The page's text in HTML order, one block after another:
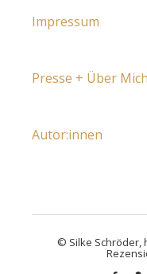
Impressum
Presse + Über Mich
Autor:innen
© Silke Schröder,